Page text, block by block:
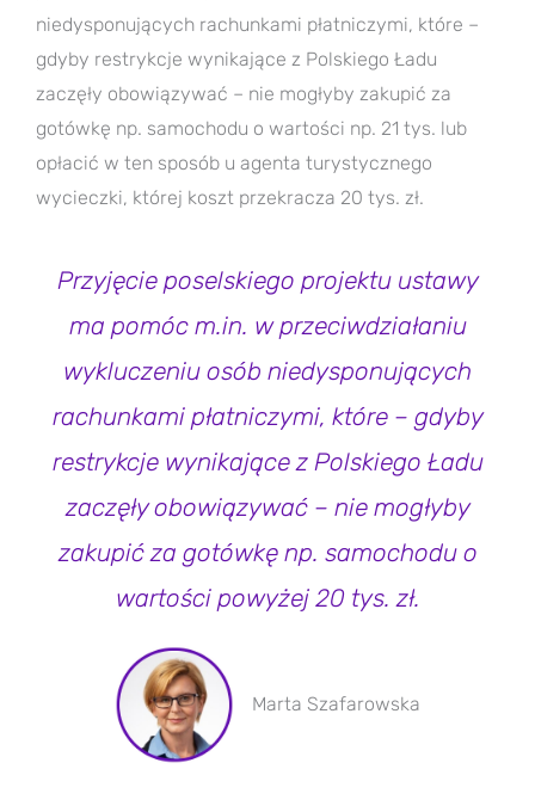
niedysponujących rachunkami płatniczymi, które –
gdyby restrykcje wynikające z Polskiego Ładu
zaczęły obowiązywać – nie mogłyby zakupić za
gotówkę np. samochodu o wartości np. 21 tys. lub
opłacić w ten sposób u agenta turystycznego
wycieczki, której koszt przekracza 20 tys. zł.
Przyjęcie poselskiego projektu ustawy
ma pomóc m.in. w przeciwdziałaniu
wykluczeniu osób niedysponujących
rachunkami płatniczymi, które – gdyby
restrykcje wynikające z Polskiego Ładu
zaczęły obowiązywać – nie mogłyby
zakupić za gotówkę np. samochodu o
wartości powyżej 20 tys. zł.
Marta Szafarowska